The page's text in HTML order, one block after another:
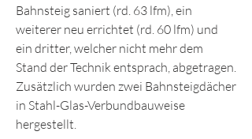
Bahnsteig saniert (rd. 63 lfm), ein
weiterer neu errichtet (rd. 60 lfm) und
ein dritter, welcher nicht mehr dem
Stand der Technik entsprach, abgetragen.
Zusätzlich wurden zwei Bahnsteigdächer
in Stahl-Glas-Verbundbauweise
hergestellt.